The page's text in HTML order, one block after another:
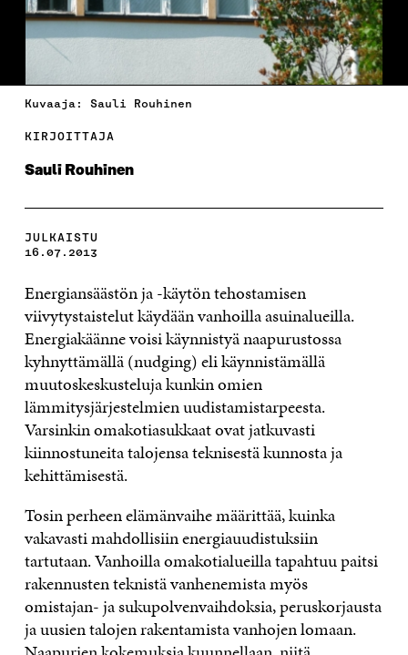
Kuvaaja: Sauli Rouhinen
KIRJOITTAJA
Sauli Rouhinen
JULKAISTU
16.07.2013
Energiansäästön ja -käytön tehostamisen
viivytystaistelut käydään vanhoilla asuinalueilla.
Energiakäänne voisi käynnistyä naapurustossa
kyhnyttämällä (nudging) eli käynnistämällä
muutoskeskusteluja kunkin omien
lämmitysjärjestelmien uudistamistarpeesta.
Varsinkin omakotiasukkaat ovat jatkuvasti
kiinnostuneita talojensa teknisestä kunnosta ja
kehittämisestä.
Tosin perheen elämänvaihe määrittää, kuinka
vakavasti mahdollisiin energiauudistuksiin
tartutaan. Vanhoilla omakotialueilla tapahtuu paitsi
rakennusten teknistä vanhenemista myös
omistajan- ja sukupolvenvaihdoksia, peruskorjausta
ja uusien talojen rakentamista vanhojen lomaan.